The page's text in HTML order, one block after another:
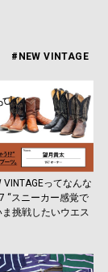
#NEW VINTAGE
VINTAGEってなんな
“スニーカー感覚で
ま挑戦したいウエス